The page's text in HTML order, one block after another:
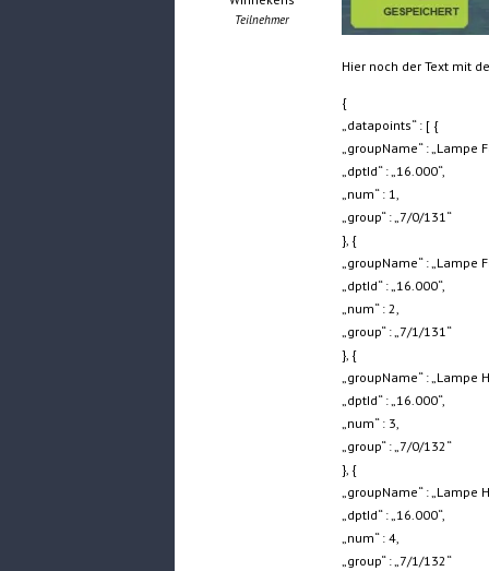
Teilnehmer
Hier noch der Text mit
{
„datapoints“ : [ {
„groupName“ : „Lampe
„dptId“ : „16.000“,
„num“ : 1,
„group“ : „7/0/131“
}, {
„groupName“ : „Lampe
„dptId“ : „16.000“,
„num“ : 2,
„group“ : „7/1/131“
}, {
„groupName“ : „Lampe
„dptId“ : „16.000“,
„num“ : 3,
„group“ : „7/0/132“
}, {
„groupName“ : „Lampe
„dptId“ : „16.000“,
„num“ : 4,
„group“ : „7/1/132“